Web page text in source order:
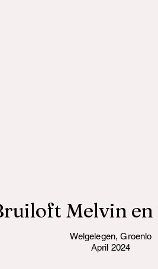
Melvin
Welgelegen, Groenlo
April 2024